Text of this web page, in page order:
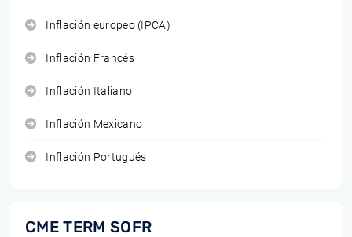
Inflación europeo (IPCA)
Inflación Francés
Inflación Italiano
Inflación Mexicano
Inflación Portugués
CME TERM SOFR